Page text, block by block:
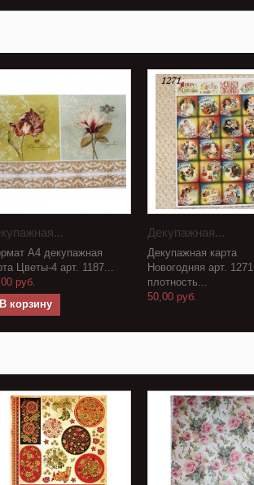
А4 декупажная
Цветы-4 арт. 1187...
руб.
В корзину
Декупажная...
Декупажная карта
Новогодняя арт. 1271
плотность...
50,00 руб.